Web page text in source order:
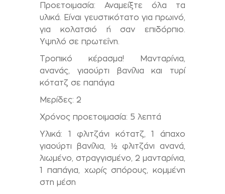
Προετοιμασία: Αναμείξτε όλα τα
υλικά. Είναι γευστικότατο για πρωινό,
για κολατσιό ή σαν επιδόρπιο.
Υψηλό σε πρωτεΐνη.
Τροπικό κέρασμα! Μανταρίνια,
ανανάς, γιαούρτι βανίλια και τυρί
κότατζ σε παπάγια
Μερίδες: 2
Χρόνος προετοιμασία: 5 λεπτά
Υλικά: 1 φλιτζάνι κότατζ, 1 άπαχο
γιαούρτι βανίλια, ½ φλιτζάνι ανανά,
λιωμένο, στραγγισμένο, 2 μανταρίνια,
1 παπάγια, χωρίς σπόρους, κομμένη
στη μέση